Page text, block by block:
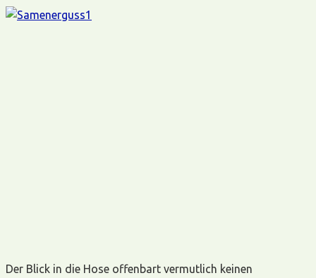
Der Blick in die Hose offenbart vermutlich keinen